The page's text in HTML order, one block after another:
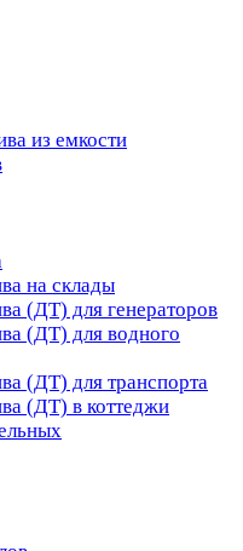
из емкости
на склады
(ДТ) для генераторов
(ДТ) для водного
(ДТ) для транспорта
(ДТ) в коттеджи